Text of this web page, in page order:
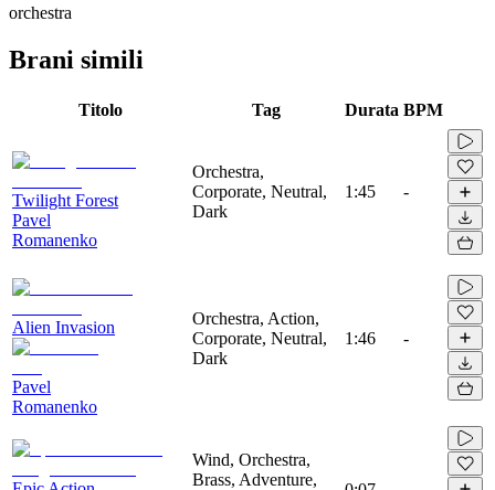
orchestra
Brani simili
Titolo Tag Durata BPM
Twilight Forest
Pavel
Romanenko
Orchestra,
Corporate, Neutral,
Dark
1:45 -
Alien Invasion
Pavel
Romanenko
Orchestra, Action,
Corporate, Neutral,
Dark
1:46 -
Wind, Orchestra,
Brass, Adventure,